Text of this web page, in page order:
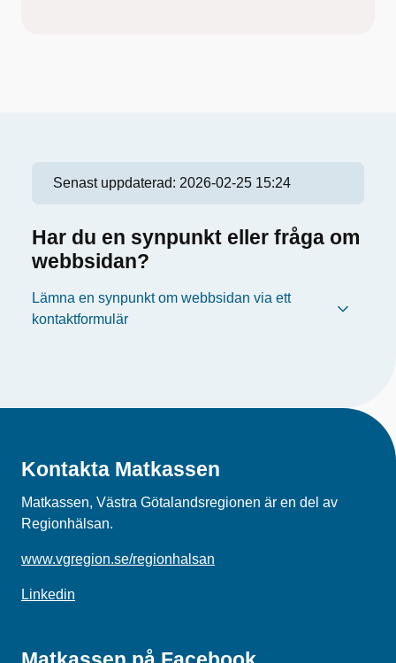
Senast uppdaterad: 2026-02-25 15:24
Har du en synpunkt eller fråga om
webbsidan?
Lämna en synpunkt om webbsidan via ett
kontaktformulär
Kontakta Matkassen
Matkassen, Västra Götalandsregionen är en del av
Regionhälsan.
www.vgregion.se/regionhalsan
Linkedin